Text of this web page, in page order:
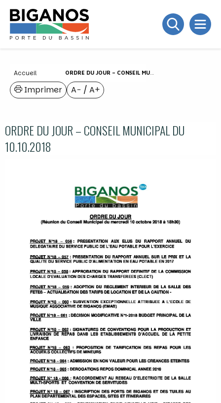
Accueil ORDRE DU JOUR – CONSEIL MUNICIPAL DU 10.10.2018
A− / A+
Imprimer
ORDRE DU JOUR – CONSEIL MUNICIPAL DU
10.10.2018